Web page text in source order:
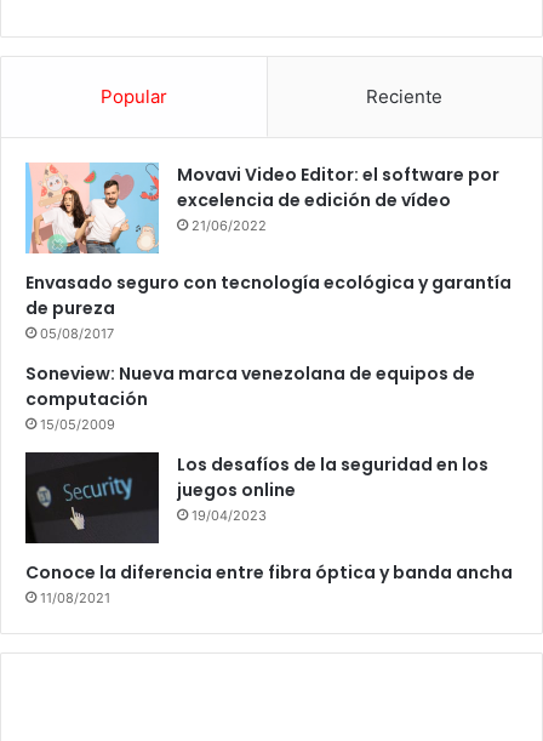
Popular Reciente
Movavi Video Editor: el software por
excelencia de edición de vídeo
21/06/2022
Envasado seguro con tecnología ecológica y garantía
de pureza
05/08/2017
Soneview: Nueva marca venezolana de equipos de
computación
15/05/2009
Los desafíos de la seguridad en los
juegos online
19/04/2023
Conoce la diferencia entre fibra óptica y banda ancha
11/08/2021